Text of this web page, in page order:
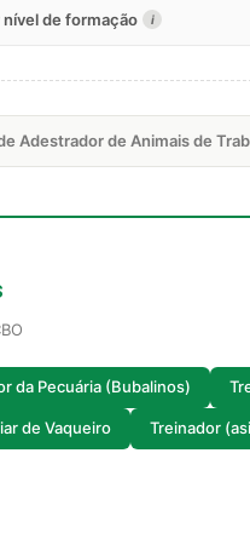
nível de formação i
Adestrador de Animais de
da Pecuária (Bubalinos)
de Vaqueiro Treinador